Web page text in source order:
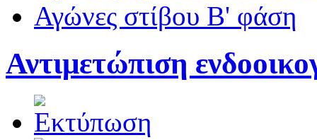
Αγώνες στίβου Β' φάση
Αντιμετώπιση